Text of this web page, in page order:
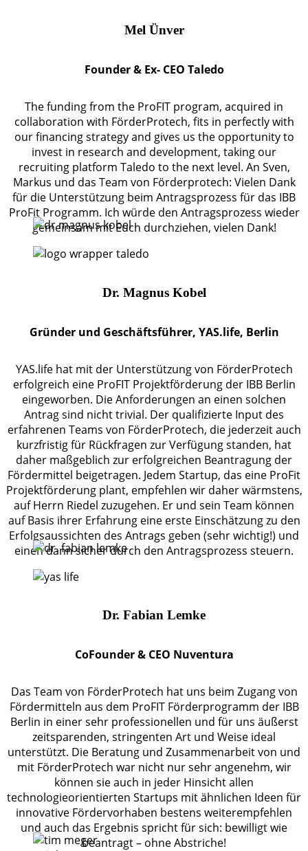
Mel Ünver
Founder & Ex- CEO Taledo
The funding from the ProFIT program, acquired in
collaboration with FörderProtech, fits in perfectly with
our financing strategy and gives us the opportunity to
invest in research and development, taking our
recruiting platform Taledo to the next level. An Sven,
Markus und das Team von Förderprotech: Vielen Dank
für die Unterstützung beim Antragsprozess für das IBB
ProFit Programm. Ich würde den Antragsprozess wieder
gemeinsam mit Euch durchziehen, vielen Dank!
Dr. Magnus Kobel
Gründer und Geschäftsführer, YAS.life, Berlin
YAS.life hat mit der Unterstützung von FörderProtech
erfolgreich eine ProFIT Projektförderung der IBB Berlin
eingeworben. Die Anforderungen an einen solchen
Antrag sind nicht trivial. Der qualifizierte Input des
erfahrenen Teams von FörderProtech, die jederzeit auch
kurzfristig für Rückfragen zur Verfügung standen, hat
daher maßgeblich zur erfolgreichen Beantragung der
Fördermittel beigetragen. Jedem Startup, das eine ProFit
Projektförderung plant, empfehlen wir daher wärmstens,
auf Herrn Riedel zuzugehen. Er und sein Team können
auf Basis ihrer Erfahrung eine erste Einschätzung zu den
Erfolgsaussichten des Antrags geben (sehr wichtig!) und
einen dann sicher durch den Antragsprozess steuern.
Dr. Fabian Lemke
CoFounder & CEO Nuventura
Das Team von FörderProtech hat uns beim Zugang von
Fördermitteln aus dem ProFIT Förderprogramm der IBB
Berlin in einer sehr professionellen und für uns äußerst
zeitsparenden, stringenten Art und Weise ideal
unterstützt. Die Beratung und Zusammenarbeit von und
mit FörderProtech war nicht nur sehr angenehm, wir
können sie auch in jeder Hinsicht allen
technologieorientierten Startups mit ähnlichen Ideen für
innovative Fördervorhaben bestens weiterempfehlen
und auch das Ergebnis spricht für sich: bewilligt wie
beantragt – ohne Abstriche!